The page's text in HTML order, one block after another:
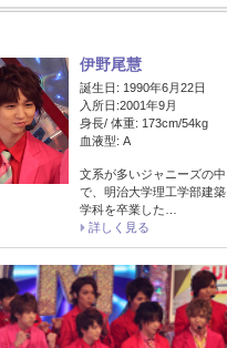
伊野尾慧
誕生日: 1990年6月22日
入所日:2001年9月
身長/ 体重: 173cm/54kg
血液型: A
文系が多いジャニーズの中
で、明治大学理工学部建築
学科を卒業した…
詳しく見る